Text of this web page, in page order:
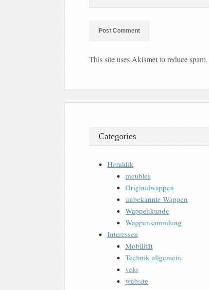
This site uses Akismet to reduce spam.
Categories
Heraldik
meubles
Originalwappen
unbekannte Wappen
Wappenkunde
Wappensammlung
Interessen
Mobilität
Technik allgemein
velo
website